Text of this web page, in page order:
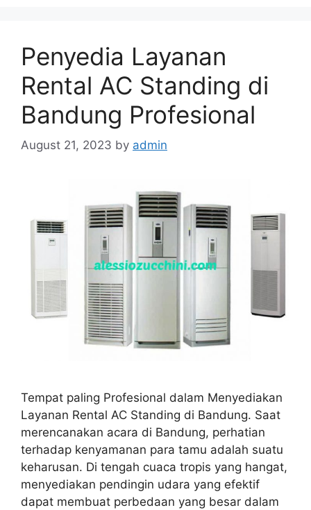
Penyedia Layanan
Rental AC Standing di
Bandung Profesional
August 21, 2023 by admin
Tempat paling Profesional dalam Menyediakan
Layanan Rental AC Standing di Bandung. Saat
merencanakan acara di Bandung, perhatian
terhadap kenyamanan para tamu adalah suatu
keharusan. Di tengah cuaca tropis yang hangat,
menyediakan pendingin udara yang efektif
dapat membuat perbedaan yang besar dalam